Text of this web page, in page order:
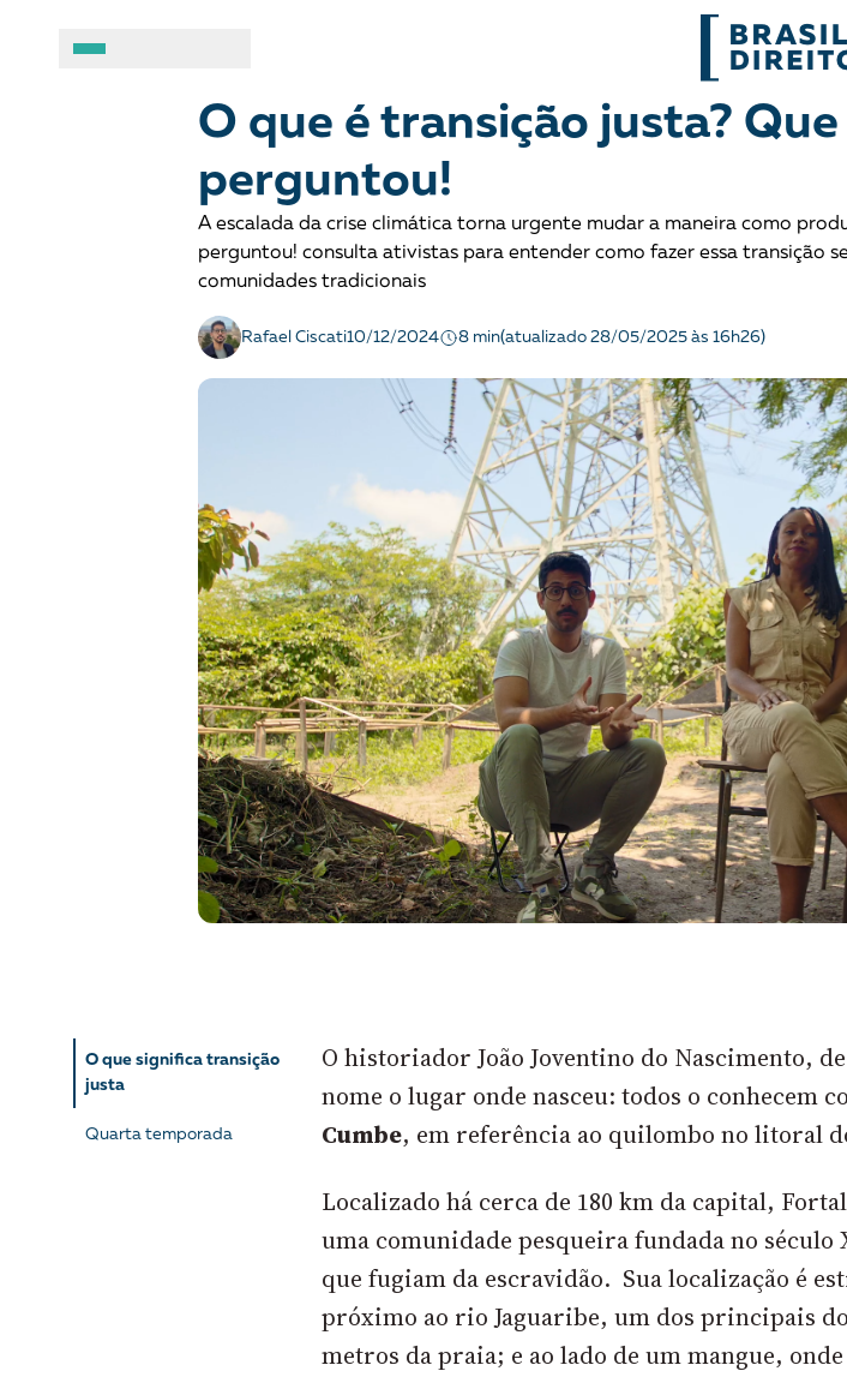
Combate ao racismo
Crianças e adolescentes
Justiça criminal
LGBTQIA+
Liberdade de expressão
Mobilização e
Povos indígenas
Terra
Tráfico de pessoas
O que é transição justa?
perguntou!
A escalada da crise climática torna urgente mudar a maneira como
perguntou! consulta ativistas para entender como fazer essa transição
comunidades tradicionais
Rafael Ciscati10/12/2024 8 min(atualizado 28/05/2025 às 16h26)
O que significa transição
justa
Quarta temporada
O historiador João Joventino do Nascimento,
nome o lugar onde nasceu: todos o conhecem
Cumbe, em referência ao quilombo no litoral
Localizado há cerca de 180 km da capital,
uma comunidade pesqueira fundada no século
que fugiam da escravidão. Sua localização é
próximo ao rio Jaguaribe, um dos principais
metros da praia; e ao lado de um mangue,